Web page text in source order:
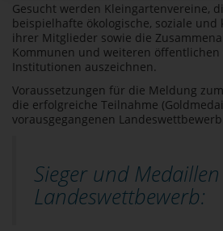
Gesucht werden Kleingartenvereine,
beispielhafte ökologische, soziale
ihrer Mitglieder sowie die
Kommunen und weiteren öffentlichen
Institutionen auszeichnen.
Voraussetzungen für die Meldung
die erfolgreiche Teilnahme
vorausgegangenen Landeswettbewerb.
Sieger und Medaillen
Landeswettbewerb: